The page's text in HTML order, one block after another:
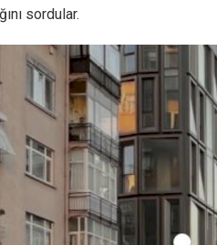
sordular.